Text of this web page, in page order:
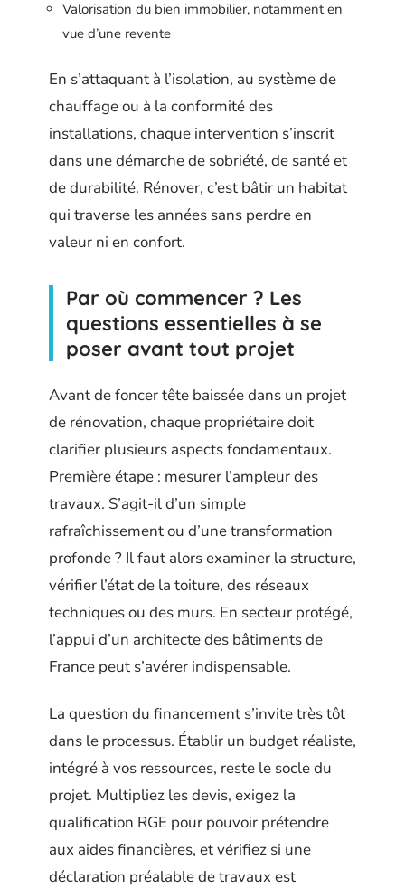
Valorisation du bien immobilier, notamment en
vue d’une revente
En s’attaquant à l’isolation, au système de
chauffage ou à la conformité des
installations, chaque intervention s’inscrit
dans une démarche de sobriété, de santé et
de durabilité. Rénover, c’est bâtir un habitat
qui traverse les années sans perdre en
valeur ni en confort.
Par où commencer ? Les
questions essentielles à se
poser avant tout projet
Avant de foncer tête baissée dans un projet
de rénovation, chaque propriétaire doit
clarifier plusieurs aspects fondamentaux.
Première étape : mesurer l’ampleur des
travaux. S’agit-il d’un simple
rafraîchissement ou d’une transformation
profonde ? Il faut alors examiner la structure,
vérifier l’état de la toiture, des réseaux
techniques ou des murs. En secteur protégé,
l’appui d’un architecte des bâtiments de
France peut s’avérer indispensable.
La question du financement s’invite très tôt
dans le processus. Établir un budget réaliste,
intégré à vos ressources, reste le socle du
projet. Multipliez les devis, exigez la
qualification RGE pour pouvoir prétendre
aux aides financières, et vérifiez si une
déclaration préalable de travaux est